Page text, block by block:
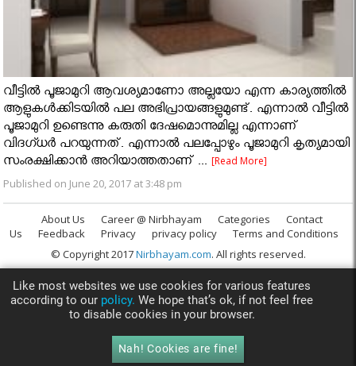
വീട്ടില്‍ പൂജാമുറി ആവശ്യമാണോ അല്ലയോ എന്ന കാര്യത്തില്‍
ആളുകള്‍ക്കിടയില്‍ പല അഭിപ്രായങ്ങളുമുണ്ട്. എന്നാല്‍ വീട്ടില്‍
പൂജാമുറി ഉണ്ടെന്നു കരുതി ദേഷമൊന്നുമില്ല എന്നാണ്
വിദഗ്ധര്‍ പറയുന്നത്. എന്നാല്‍ പലപ്പോഴും പൂജാമുറി കൃത്യമായി
സംരക്ഷിക്കാന്‍ അറിയാത്തതാണ് ...[Read More]
Published on June 20, 2017 at 3:48 pm
About Us Career @ Nirbhayam Categories
Contact
Us
Feedback Privacy privacy policy
Terms and Conditions
© Copyright 2017Nirbhayam.com. All rights reserved.
Like most websites we use cookies for various features
according to our policy. We hope that’s ok, if not feel free
to disable cookies in your browser.
Nah! Cookies are fine!